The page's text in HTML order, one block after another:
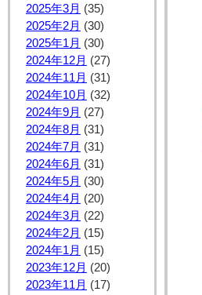
2025年3月 (35)
2025年2月 (30)
2025年1月 (30)
2024年12月 (27)
2024年11月 (31)
2024年10月 (32)
2024年9月 (27)
2024年8月 (31)
2024年7月 (31)
2024年6月 (31)
2024年5月 (30)
2024年4月 (20)
2024年3月 (22)
2024年2月 (15)
2024年1月 (15)
2023年12月 (20)
2023年11月 (17)